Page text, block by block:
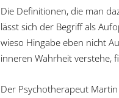
Die Definitionen, die man
lässt sich der Begriff als
wieso Hingabe eben nicht
inneren Wahrheit verstehe,
Der Psychotherapeut